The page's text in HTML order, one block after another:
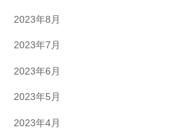
2023年8月
2023年7月
2023年6月
2023年5月
2023年4月